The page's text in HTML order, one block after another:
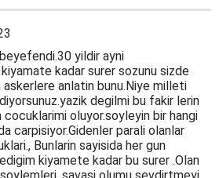
yildir ayni
kadar surer sozunu sizde
askerlere anlatin bunu.Niye milleti
degilmi bu fakir lerin
oluyor.soyleyin bir hangi
carpisiyor.Gidenler parali olanlar
Bunlarin sayisida her gun
kiyamete kadar bu surer .Olan